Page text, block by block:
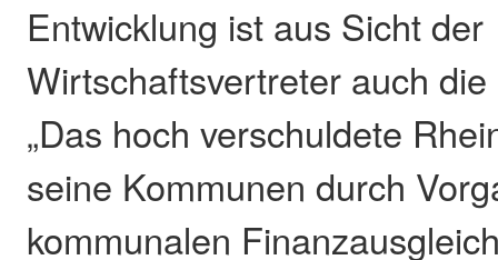
Entwicklung ist aus Sicht der
Wirtschaftsvertreter auch
„Das hoch verschuldete
seine Kommunen durch
kommunalen